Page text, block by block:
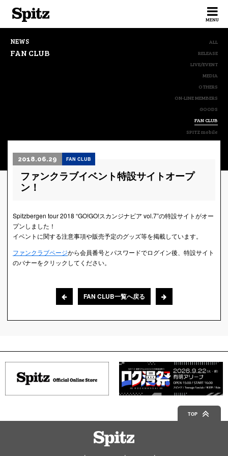
MENU
NEWS
FAN CLUB
ALL
RELEASE
LIVE/EVENT
MEDIA
OTHERS
ON-LINE MEMBERS
GOODS
FAN CLUB
SPITZ mobile
2018.06.29 FAN CLUB
ファンクラブイベント特設サイトオープ
ン！
Spitzbergen tour 2018 “GO!GO!スカンジナビア vol.7”の特設サイトがオー
プンしました！
イベントに関する注意事項や販売予定のグッズ等を掲載しています。
ファンクラブページから会員番号とパスワードでログイン後、特設サイト
のバナーをクリックしてください。
FAN CLUB一覧へ戻る
TOP